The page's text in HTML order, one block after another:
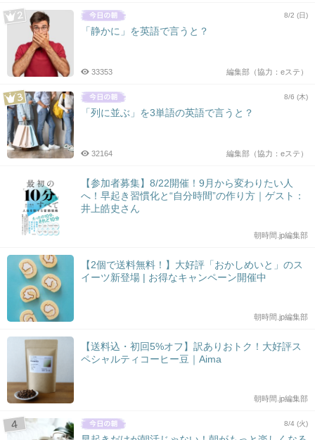
8/2 (日)
「静かに」を英語で言うと？
編集部（協力：eステ）
33353
8/6 (木)
「列に並ぶ」を3単語の英語で言うと？
編集部（協力：eステ）
32164
【参加者募集】8/22開催！9月から変わりたい人
へ！早起き習慣化と“自分時間”の作り方｜ゲスト：
井上皓史さん
朝時間.jp編集部
【2個で送料無料！】大好評「おかしめいと」のス
イーツ新登場 | お得なキャンペーン開催中
朝時間.jp編集部
【送料込・初回5%オフ】訳ありおトク！大好評ス
ペシャルティコーヒー豆｜Aima
朝時間.jp編集部
8/4 (火)